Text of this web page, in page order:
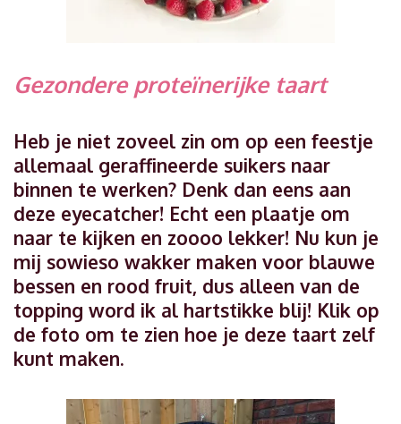
Gezondere proteïnerijke taart
Heb je niet zoveel zin om op een feestje
allemaal geraffineerde suikers naar
binnen te werken? Denk dan eens aan
deze eyecatcher! Echt een plaatje om
naar te kijken en zoooo lekker! Nu kun je
mij sowieso wakker maken voor blauwe
bessen en rood fruit, dus alleen van de
topping word ik al hartstikke blij! Klik op
de foto om te zien hoe je deze taart zelf
kunt maken.